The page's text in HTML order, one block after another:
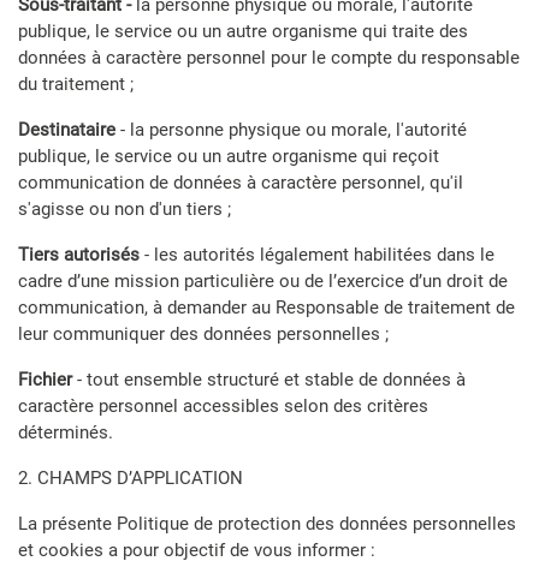
Sous-traitant - la personne physique ou morale, l'autorité
publique, le service ou un autre organisme qui traite des
données à caractère personnel pour le compte du responsable
du traitement ;
Destinataire - la personne physique ou morale, l'autorité
publique, le service ou un autre organisme qui reçoit
communication de données à caractère personnel, qu'il
s'agisse ou non d'un tiers ;
Tiers autorisés - les autorités légalement habilitées dans le
cadre d’une mission particulière ou de l’exercice d’un droit de
communication, à demander au Responsable de traitement de
leur communiquer des données personnelles ;
Fichier- tout ensemble structuré et stable de données à
caractère personnel accessibles selon des critères
déterminés.
2. CHAMPS D’APPLICATION
La présente Politique de protection des données personnelles
et cookies a pour objectif de vous informer :